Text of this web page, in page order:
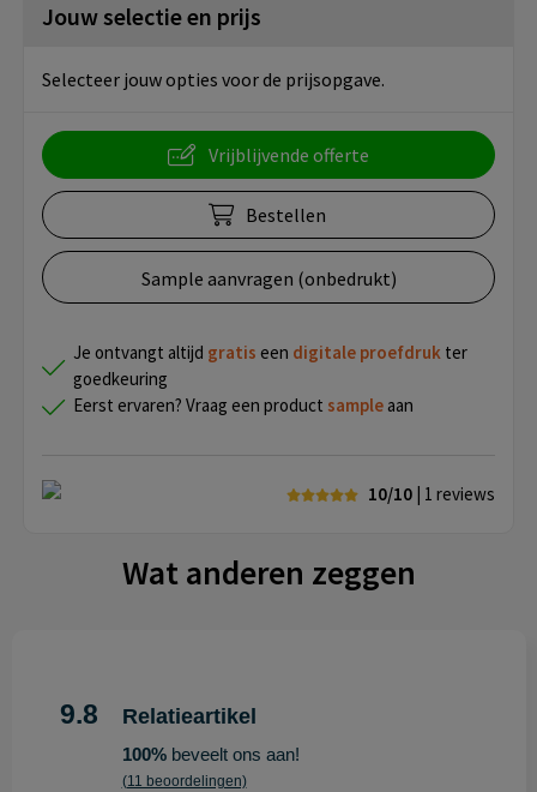
Jouw selectie en prijs
Selecteer jouw opties voor de prijsopgave.
Vrijblijvende offerte
Bestellen
Sample aanvragen (onbedrukt)
Je ontvangt altijd gratis een digitale proefdruk ter
goedkeuring
Eerst ervaren? Vraag een product sample aan
10/10 | 1 reviews
Wat anderen zeggen
9.8 Relatieartikel
100%beveelt ons aan!
(11 beoordelingen)